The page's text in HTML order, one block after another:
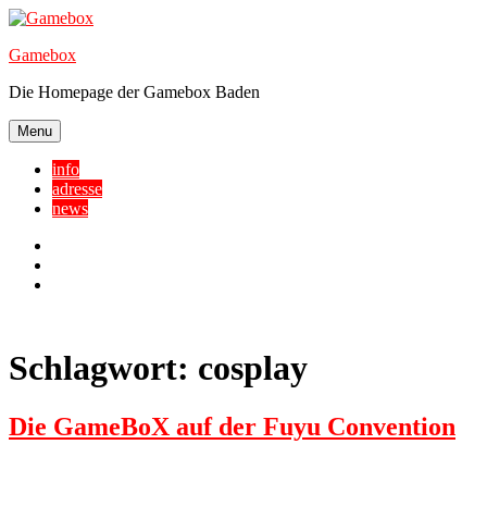
Skip
content
Gamebox
Die Homepage der Gamebox Baden
Menu
info
adresse
news
Schlagwort: cosplay
Die GameBoX auf der Fuyu Convention